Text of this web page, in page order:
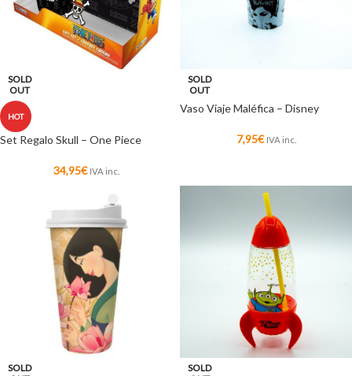
SOLD
OUT
HOT
Set Regalo Skull – One Piece
34,95€ IVA inc.
SOLD
OUT
Vaso Viaje Maléfica – Disney
7,95€ IVA inc.
SOLD
SOLD